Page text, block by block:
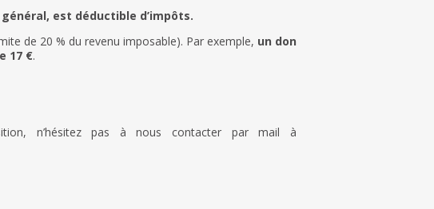
est déductible d’impôts.
de 20 % du revenu imposable). Par exemple, un don
17 €.
n’hésitez pas à nous contacter par mail à